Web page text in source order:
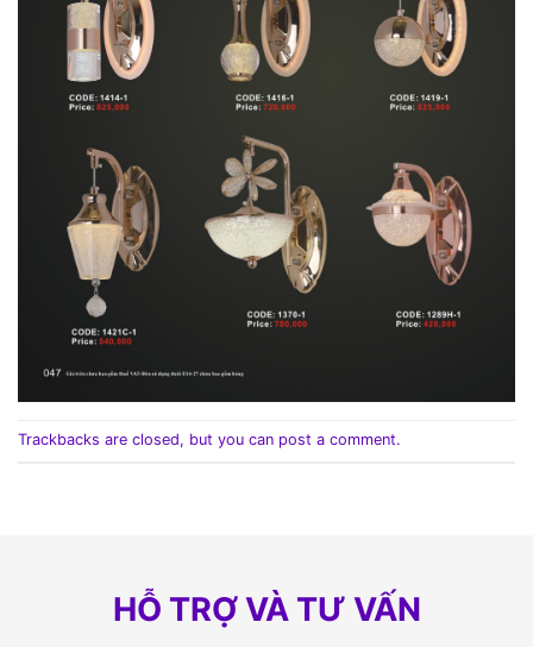
Trackbacks are closed, but you can post a comment.
HỖ TRỢ VÀ TƯ VẤN